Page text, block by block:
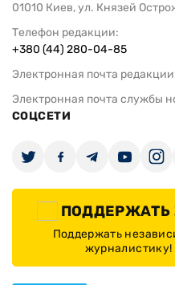
01010 Киев, ул. Князей
Телефон редакции:
+380 (44) 280-04-85
Электронная почта
Электронная почта службы
СОЦСЕТИ
ПОДДЕРЖАТЬ
Поддержать
журналистику!